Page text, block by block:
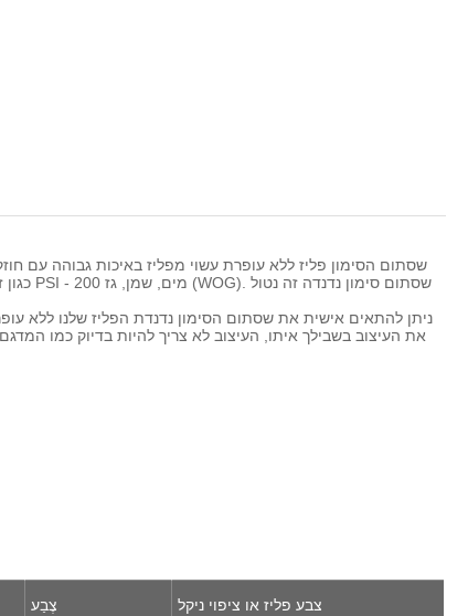
שסתום הסימון פליז ללא עופרת עשוי מפליז באיכות גבוהה עם
ניתן להתאים אישית את שסתום הסימון נדנדת הפליז שלנו ללא
את העיצוב בשבילך איתו, העיצוב לא צריך להיות בדיוק כמו
צֶבַע צבע פליז או ציפוי ניקל